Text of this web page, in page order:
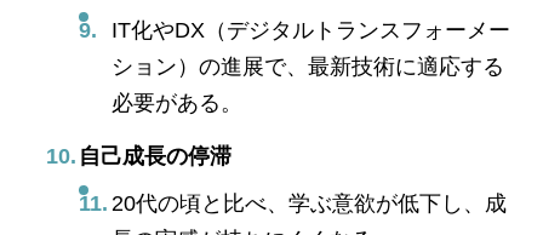
IT化やDX（デジタルトランスフォーメー
ション）の進展で、最新技術に適応する
必要がある。
自己成長の停滞
20代の頃と比べ、学ぶ意欲が低下し、成